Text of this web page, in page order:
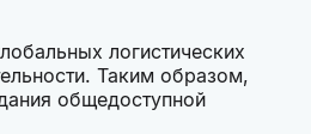
логистических
Таким образом,
общедоступной